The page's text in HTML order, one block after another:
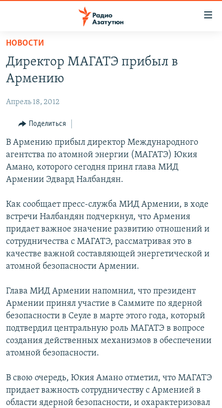
Перейти
основному
содержанию
Перейти
навигации
Перейти
поиску
НОВОСТИ
ПОЛИТИКА
ОБЩЕСТВО
ЭКОНОМИКА
РЕГИОН
НАГОРНЫЙ КАРАБАХ
КУЛЬТУРА
АРХИВ
Հայերեն
English
Все сайты Радио Азатутюн
НОВОСТИ
Директор МАГАТЭ прибыл в
Армению
Апрель 18, 2012
Поделиться
В Армению прибыл директор Международного
агентства по атомной энергии (МАГАТЭ) Юкия
Амано, которого сегодня принл глава МИД
Армении Эдвард Налбандян.
Как сообщает пресс-служба МИД Армении, в ходе
встречи Налбандян подчеркнул, что Армения
придает важное значение развитию отношений и
сотрудничества с МАГАТЭ, рассматривая это в
качестве важной составляющей энергетической и
атомной безопасности Армении.
Глава МИД Армении напомнил, что президент
Армении принял участие в Саммите по ядерной
безопасности в Сеуле в марте этого года, который
подтвердил центральную роль МАГАТЭ в вопросе
создания действенных механизмов в обеспечении
атомной безопасности.
В свою очередь, Юкия Амано отметил, что МАГАТЭ
придает важность сотрудничеству с Арменией в
области ядерной безопасности, и охарактеризовал